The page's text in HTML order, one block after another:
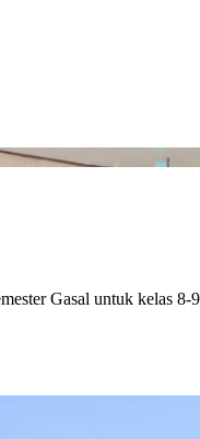
Gasal untuk kelas